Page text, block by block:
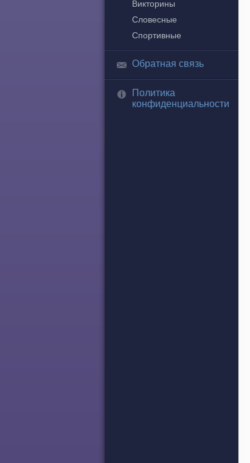
Викторины
Словесные
Спортивные
Обратная связь
Политика
конфиденциальности